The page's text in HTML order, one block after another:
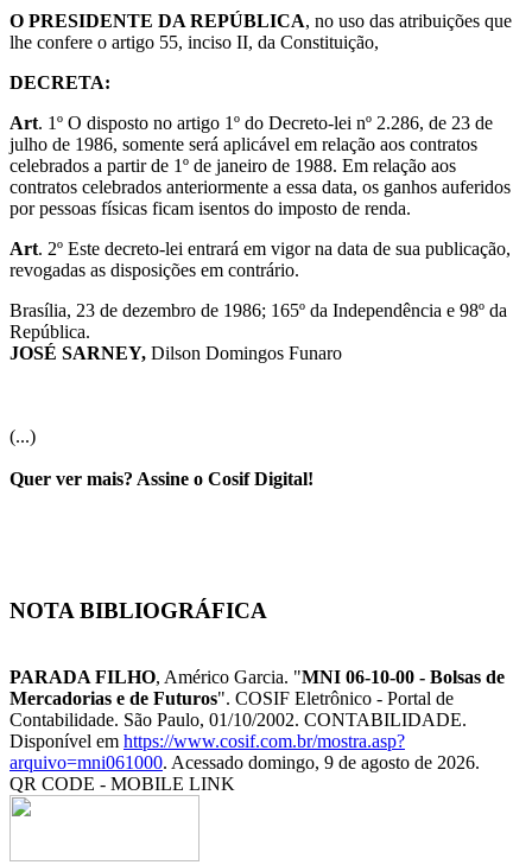
O PRESIDENTE DA REPÚBLICA, no uso das atribuições que
lhe confere o artigo 55, inciso II, da Constituição,
DECRETA:
Art. 1º O disposto no artigo 1º do Decreto-lei nº 2.286, de 23 de
julho de 1986, somente será aplicável em relação aos contratos
celebrados a partir de 1º de janeiro de 1988. Em relação aos
contratos celebrados anteriormente a essa data, os ganhos auferidos
por pessoas físicas ficam isentos do imposto de renda.
Art. 2º Este decreto-lei entrará em vigor na data de sua publicação,
revogadas as disposições em contrário.
Brasília, 23 de dezembro de 1986; 165º da Independência e 98º da
República.
JOSÉ SARNEY, Dilson Domingos Funaro
(...)
Quer ver mais? Assine o Cosif Digital!
NOTA BIBLIOGRÁFICA
PARADA FILHO, Américo Garcia. "MNI 06-10-00 - Bolsas de
Mercadorias e de Futuros". COSIF Eletrônico - Portal de
Contabilidade. São Paulo, 01/10/2002. CONTABILIDADE.
Disponível em https://www.cosif.com.br/mostra.asp?
arquivo=mni061000. Acessado domingo, 9 de agosto de 2026.
QR CODE - MOBILE LINK